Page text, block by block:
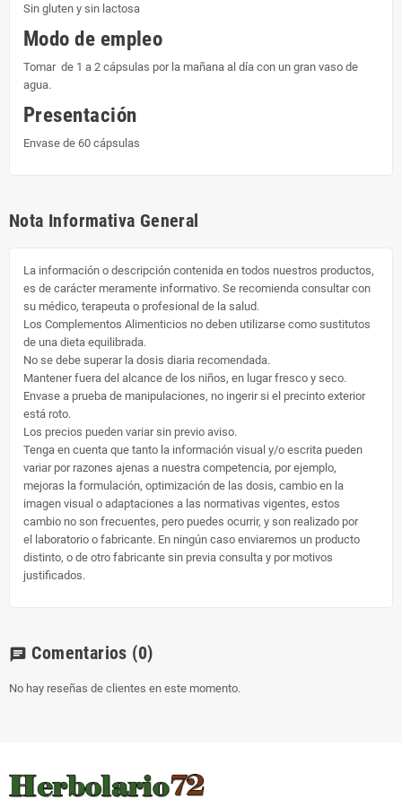
Sin gluten y sin lactosa
Modo de empleo
Tomar de 1 a 2 cápsulas por la mañana al día con un gran vaso de
agua.
Presentación
Envase de 60 cápsulas
Nota Informativa General
La información o descripción contenida en todos nuestros productos,
es de carácter meramente informativo. Se recomienda consultar con
su médico, terapeuta o profesional de la salud.
Los Complementos Alimenticios no deben utilizarse como sustitutos
de una dieta equilibrada.
No se debe superar la dosis diaria recomendada.
Mantener fuera del alcance de los niños, en lugar fresco y seco.
Envase a prueba de manipulaciones, no ingerir si el precinto exterior
está roto.
Los precios pueden variar sin previo aviso.
Tenga en cuenta que tanto la información visual y/o escrita pueden
variar por razones ajenas a nuestra competencia, por ejemplo,
mejoras la formulación, optimización de las dosis, cambio en la
imagen visual o adaptaciones a las normativas vigentes, estos
cambio no son frecuentes, pero puedes ocurrir, y son realizado por
el laboratorio o fabricante. En ningún caso enviaremos un producto
distinto, o de otro fabricante sin previa consulta y por motivos
justificados.
chat Comentarios (0)
No hay reseñas de clientes en este momento.